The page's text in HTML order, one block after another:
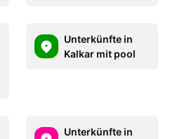
Unterkünfte in
Kalkar mit pool
Unterkünfte in